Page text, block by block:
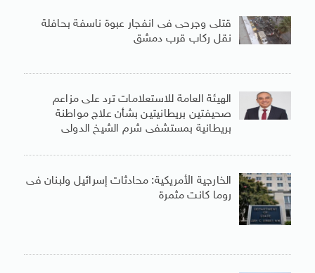
قتلى وجرحى فى انفجار عبوة ناسفة بحافلة
نقل ركاب قرب دمشق
الهيئة العامة للاستعلامات ترد على مزاعم
صحيفتين بريطانيتين بشأن علاج مواطنة
بريطانية بمستشفى شرم الشيخ الدولى
الخارجية الأمريكية: محادثات إسرائيل ولبنان فى
روما كانت مثمرة